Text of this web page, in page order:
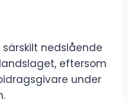
nedslående
eftersom
under